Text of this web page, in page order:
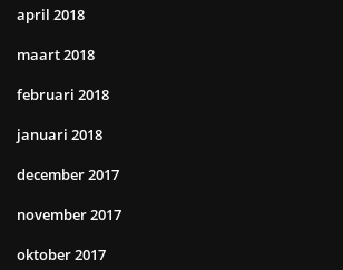
april 2018
maart 2018
februari 2018
januari 2018
december 2017
november 2017
oktober 2017